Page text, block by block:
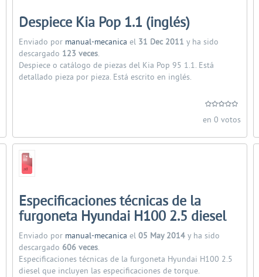
Despiece Kia Pop 1.1 (inglés)
Enviado por manual-mecanica el 31 Dec 2011 y ha sido
descargado 123 veces.
Despiece o catálogo de piezas del Kia Pop 95 1.1. Está
detallado pieza por pieza. Está escrito en inglés.
en 0 votos
Especificaciones técnicas de la
furgoneta Hyundai H100 2.5 diesel
Enviado por manual-mecanica el 05 May 2014y ha sido
descargado 606 veces.
Especificaciones técnicas de la furgoneta Hyundai H100 2.5
diesel que incluyen las especificaciones de torque.